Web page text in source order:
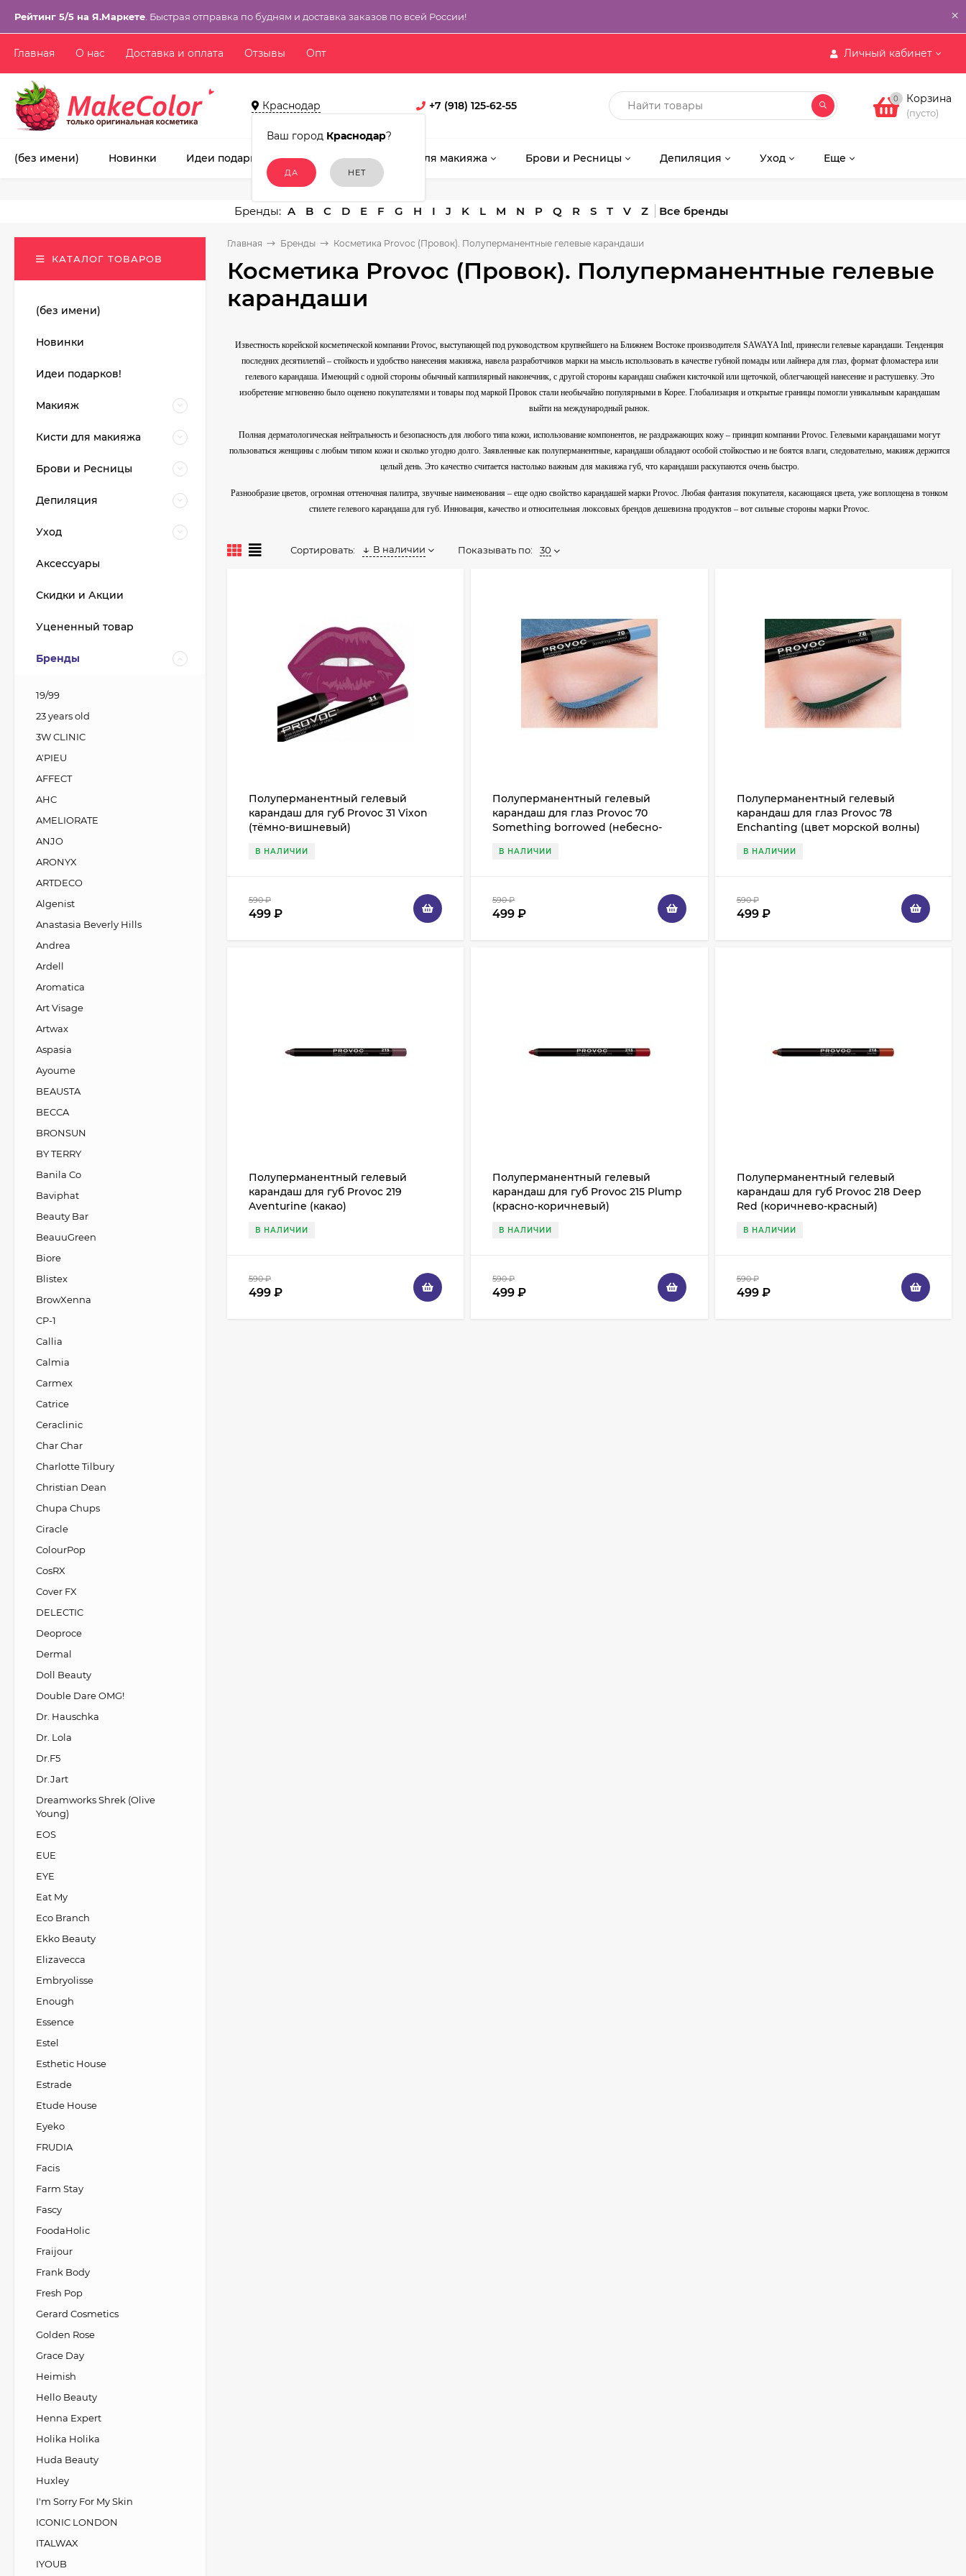
Рейтинг 5/5 на Я.Маркете . Быстрая отправка по будням и доставка заказов по всей России! ×
Личный кабинет
Главная О нас Доставка и оплата Отзывы Опт
Краснодар
Ваш город Краснодар?
+7 (918) 125-62-55
0 Корзина
(пусто)
(без имени) Новинки Идеи подарков! Макияж Кисти для макияжа Брови и Ресницы Депиляция Уход Еще
A B C D E F G H I J K L M N P Q R S T V Z
Главная Бренды Косметика Provoc (Провок). Полуперманентные гелевые карандаши
Косметика Provoc (Провок). Полуперманентные гелевые
карандаши
Известность корейской косметической компании Provoc, выступающей под руководством крупнейшего на Ближнем Востоке производителя SAWAYA Intl, принесли гелевые карандаши. Тенденция
последних десятилетий – стойкость и удобство нанесения макияжа, навела разработчиков марки на мысль использовать в качестве губной помады или лайнера для глаз, формат фломастера или
гелевого карандаша. Имеющий с одной стороны обычный каппилярный наконечник, с другой стороны карандаш снабжен кисточкой или щеточкой, облегчающей нанесение и растушевку. Это
изобретение мгновенно было оценено покупателями и товары под маркой Провок стали необычайно популярными в Корее. Глобализация и открытые границы помогли уникальным карандашам
выйти на международный рынок.
Полная дерматологическая нейтральность и безопасность для любого типа кожи, использование компонентов, не раздражающих кожу – принцип компании Provoc. Гелевыми карандашами могут
пользоваться женщины с любым типом кожи и сколько угодно долго. Заявленные как полуперманентные, карандаши обладают особой стойкостью и не боятся влаги, следовательно, макияж держится
целый день. Это качество считается настолько важным для макияжа губ, что карандаши раскупаются очень быстро.
Разнообразие цветов, огромная оттеночная палитра, звучные наименования – еще одно свойство карандашей марки Provoc. Любая фантазия покупателя, касающаяся цвета, уже воплощена в тонком
стилете гелевого карандаша для губ. Инновация, качество и относительная люксовых брендов дешевизна продуктов – вот сильные стороны марки Provoc.
Сортировать: В наличии Показывать по: 30
Полуперманентный гелевый
карандаш для губ Provoc 31 Vixon
(тёмно-вишневый)
В НАЛИЧИИ
590₽
499 ₽
Полуперманентный гелевый
карандаш для глаз Provoc 70
Something borrowed (небесно-
В НАЛИЧИИ
590₽
499₽
Полуперманентный гелевый
карандаш для глаз Provoc 78
Enchanting (цвет морской волны)
В НАЛИЧИИ
590₽
499 ₽
Полуперманентный гелевый
карандаш для губ Provoc 219
Aventurine (какао)
В НАЛИЧИИ
590₽
499 ₽
Полуперманентный гелевый
карандаш для губ Provoc 215 Plump
(красно-коричневый)
В НАЛИЧИИ
590₽
499₽
Полуперманентный гелевый
карандаш для губ Provoc 218 Deep
Red (коричнево-красный)
В НАЛИЧИИ
590₽
499 ₽
КАТАЛОГ ТОВАРОВ
(без имени)
Новинки
Идеи подарков!
Макияж
Кисти для макияжа
Брови и Ресницы
Депиляция
Уход
Аксессуары
Скидки и Акции
Уцененный товар
Бренды
19/99
23 years old
3W CLINIC
A'PIEU
AFFECT
AHC
AMELIORATE
ANJO
ARONYX
ARTDECO
Algenist
Anastasia Beverly Hills
Andrea
Ardell
Aromatica
Art Visage
Artwax
Aspasia
Ayoume
BEAUSTA
BECCA
BRONSUN
BY TERRY
Banila Co
Baviphat
Beauty Bar
BeauuGreen
Biore
Blistex
BrowXenna
CP-1
Callia
Calmia
Carmex
Catrice
Ceraclinic
Char Char
Charlotte Tilbury
Christian Dean
Chupa Chups
Ciracle
ColourPop
CosRX
Cover FX
DELECTIC
Deoproce
Dermal
Doll Beauty
Double Dare OMG!
Dr. Hauschka
Dr. Lola
Dr.F5
Dr.Jart
Dreamworks Shrek (Olive
Young)
EOS
EUE
EYE
Eat My
Eco Branch
Ekko Beauty
Elizavecca
Embryolisse
Enough
Essence
Estel
Esthetic House
Estrade
Etude House
Eyeko
FRUDIA
Facis
Farm Stay
Fascy
FoodaHolic
Fraijour
Frank Body
Fresh Pop
Gerard Cosmetics
Golden Rose
Grace Day
Heimish
Hello Beauty
Henna Expert
Holika Holika
Huda Beauty
Huxley
I'm Sorry For My Skin
ICONIC LONDON
ITALWAX
IYOUB